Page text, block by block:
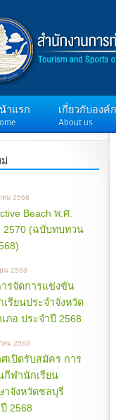
าแรก เกี่ยวกับองค์
About us
คม 2568
Beach พ.ศ.
2570 (ฉบับทบทวน
น 2568
รจัดการแข่งขัน
รียนประจำจังหวัด
ภอ ประจำปี 2568
คม 2568
เปิดรับสมัคร การ
กีฬานักเรียน
าจังหวัดชลบุรี
2568